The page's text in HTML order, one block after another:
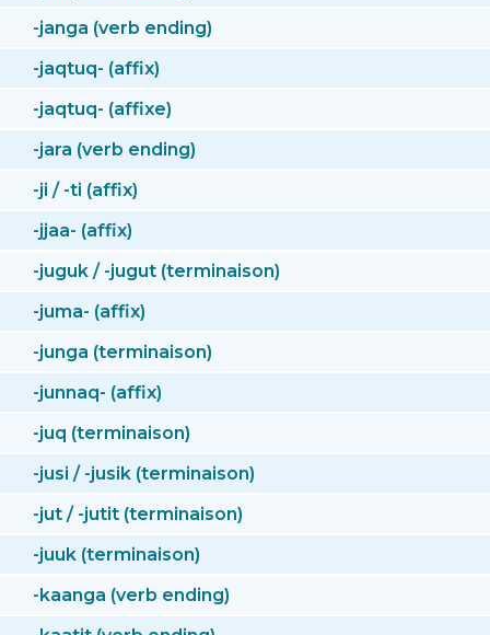
-janga (verb ending)
-jaqtuq- (affix)
-jaqtuq- (affixe)
-jara (verb ending)
-ji / -ti (affix)
-jjaa- (affix)
-juguk / -jugut (terminaison)
-juma- (affix)
-junga (terminaison)
-junnaq- (affix)
-juq (terminaison)
-jusi / -jusik (terminaison)
-jut / -jutit (terminaison)
-juuk (terminaison)
-kaanga (verb ending)